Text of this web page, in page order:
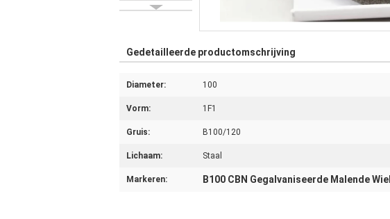
Gedetailleerde productomschrijving
Diameter: 100
Vorm: 1F1
Gruis: B100/120
Lichaam: Staal
Markeren: B100 CBN Gegalvaniseerde Malende